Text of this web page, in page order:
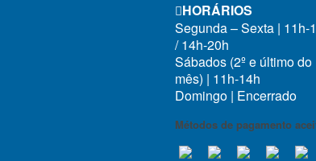
HORÁRIOS
Segunda – Sexta | 11h-
/ 14h-20h
Sábados (2º e último do
mês) | 11h-14h
Domingo | Encerrado
Métodos de pagamento